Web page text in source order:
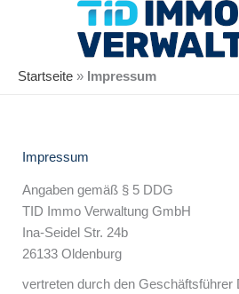
Startseite » Impressum
Impressum
Angaben gemäß § 5 DDG
TID Immo Verwaltung GmbH
Ina-Seidel Str. 24b
26133 Oldenburg
vertreten durch den Geschäftsführer